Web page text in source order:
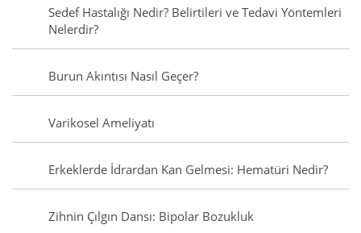
Sedef Hastalığı Nedir? Belirtileri ve Tedavi Yöntemleri
Nelerdir?
Burun Akıntısı Nasıl Geçer?
Varikosel Ameliyatı
Erkeklerde İdrardan Kan Gelmesi: Hematüri Nedir?
Zihnin Çılgın Dansı: Bipolar Bozukluk